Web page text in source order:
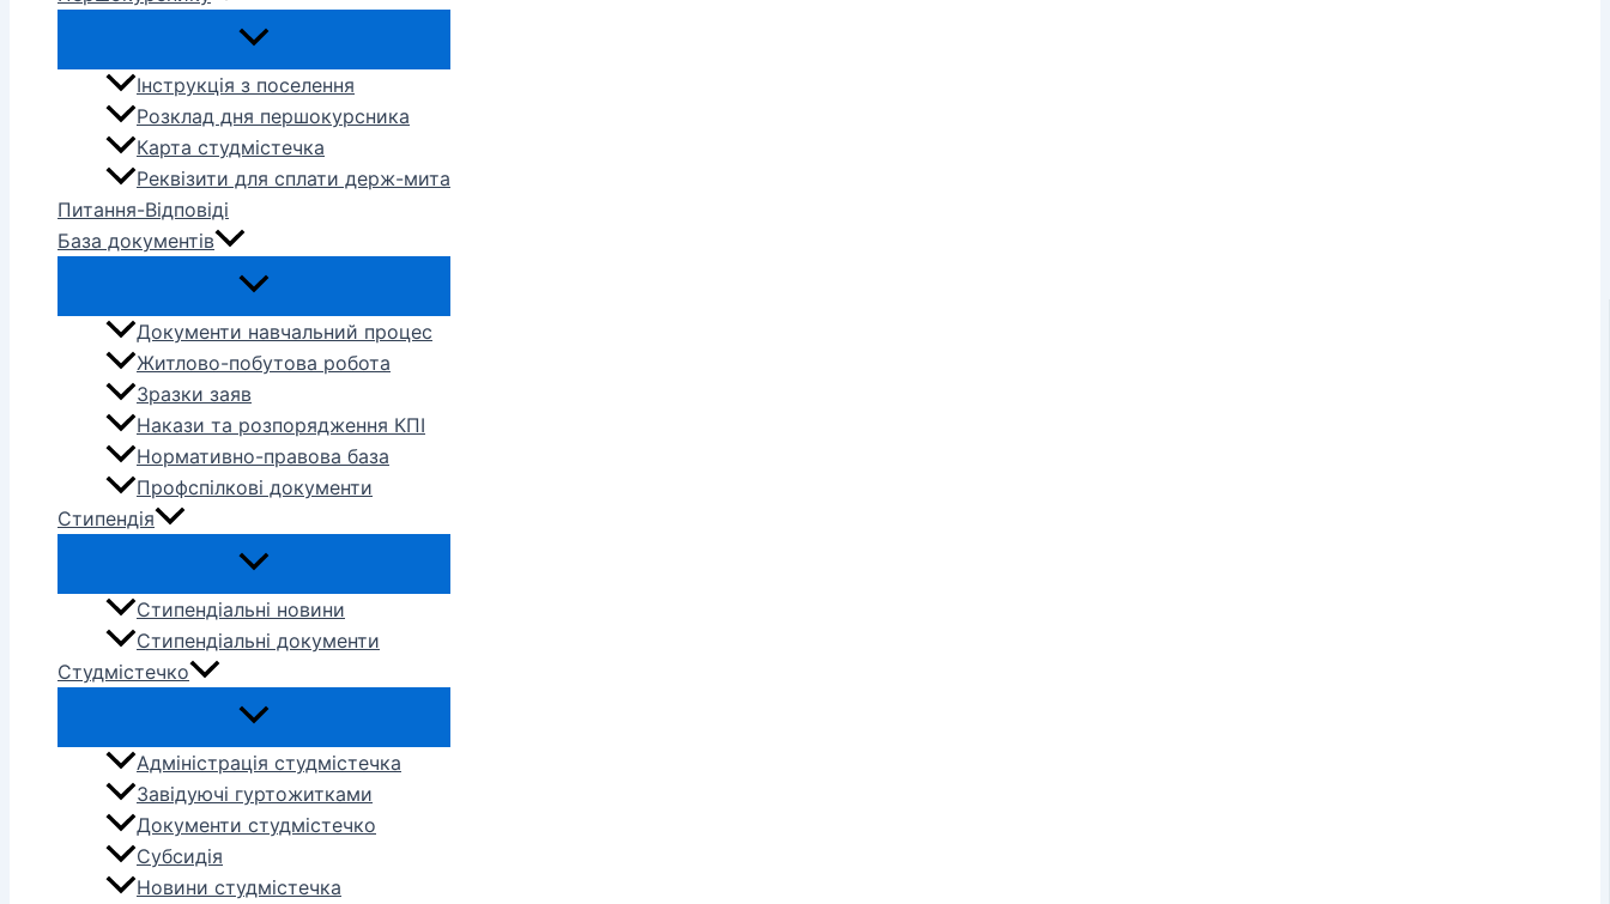
Інструкція з поселення
Розклад дня першокурсника
Карта студмістечка
Реквізити для сплати держ-мита
Питання-Відповіді
База документів
Документи навчальний процес
Житлово-побутова робота
Зразки заяв
Накази та розпорядження КПІ
Нормативно-правова база
Профспілкові документи
Стипендія
Стипендіальні новини
Стипендіальні документи
Студмістечко
Адміністрація студмістечка
Завідуючі гуртожитками
Документи студмістечко
Субсидія
Новини студмістечка